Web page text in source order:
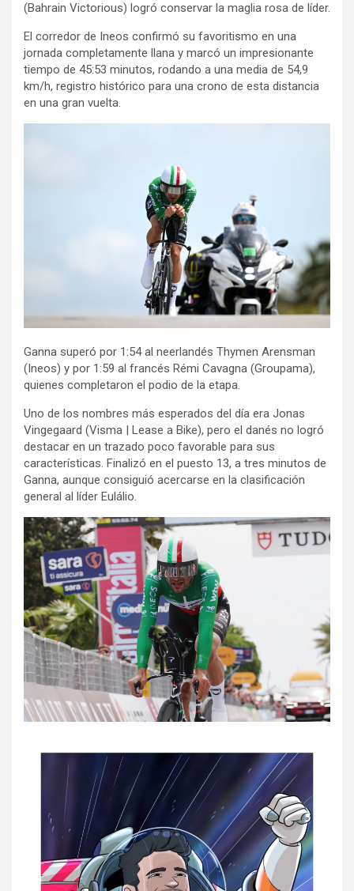
(Bahrain Victorious) logró conservar la maglia rosa de líder.
El corredor de Ineos confirmó su favoritismo en una
jornada completamente llana y marcó un impresionante
tiempo de 45:53 minutos, rodando a una media de 54,9
km/h, registro histórico para una crono de esta distancia
en una gran vuelta.
Ganna superó por 1:54 al neerlandés Thymen Arensman
(Ineos) y por 1:59 al francés Rémi Cavagna (Groupama),
quienes completaron el podio de la etapa.
Uno de los nombres más esperados del día era Jonas
Vingegaard (Visma | Lease a Bike), pero el danés no logró
destacar en un trazado poco favorable para sus
características. Finalizó en el puesto 13, a tres minutos de
Ganna, aunque consiguió acercarse en la clasificación
general al líder Eulálio.